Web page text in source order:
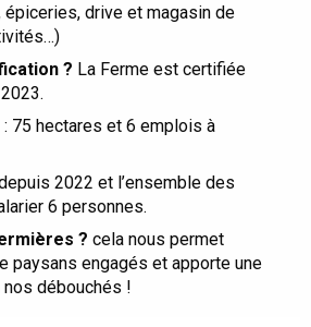
épiceries, drive et magasin de
? La Ferme est certifiée
: 75 hectares et 6 emplois à
2022 et l’ensemble des
6 personnes.
? cela nous permet
paysans engagés et apporte une
débouchés !